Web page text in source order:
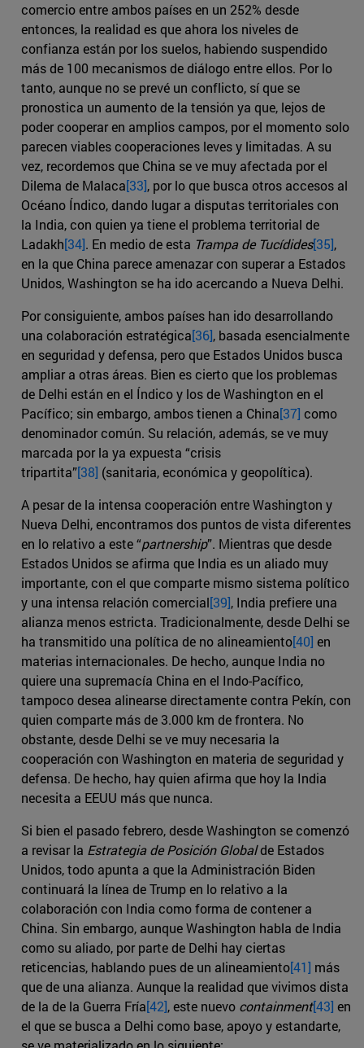
comercio entre ambos países en un 252% desde
entonces, la realidad es que ahora los niveles de
confianza están por los suelos, habiendo suspendido
más de 100 mecanismos de diálogo entre ellos. Por lo
tanto, aunque no se prevé un conflicto, sí que se
pronostica un aumento de la tensión ya que, lejos de
poder cooperar en amplios campos, por el momento solo
parecen viables cooperaciones leves y limitadas. A su
vez, recordemos que China se ve muy afectada por el
Dilema de Malaca[33], por lo que busca otros accesos al
Océano Índico, dando lugar a disputas territoriales con
la India, con quien ya tiene el problema territorial de
Ladakh[34]. En medio de esta Trampa de Tucídides[35],
en la que China parece amenazar con superar a Estados
Unidos, Washington se ha ido acercando a Nueva Delhi.
Por consiguiente, ambos países han ido desarrollando
una colaboración estratégica[36], basada esencialmente
en seguridad y defensa, pero que Estados Unidos busca
ampliar a otras áreas. Bien es cierto que los problemas
de Delhi están en el Índico y los de Washington en el
Pacífico; sin embargo, ambos tienen a China[37] como
denominador común. Su relación, además, se ve muy
marcada por la ya expuesta “crisis
tripartita”[38] (sanitaria, económica y geopolítica).
A pesar de la intensa cooperación entre Washington y
Nueva Delhi, encontramos dos puntos de vista diferentes
en lo relativo a este “partnership”. Mientras que desde
Estados Unidos se afirma que India es un aliado muy
importante, con el que comparte mismo sistema político
y una intensa relación comercial[39], India prefiere una
alianza menos estricta. Tradicionalmente, desde Delhi se
ha transmitido una política de no alineamiento[40] en
materias internacionales. De hecho, aunque India no
quiere una supremacía China en el Indo-Pacífico,
tampoco desea alinearse directamente contra Pekín, con
quien comparte más de 3.000 km de frontera. No
obstante, desde Delhi se ve muy necesaria la
cooperación con Washington en materia de seguridad y
defensa. De hecho, hay quien afirma que hoy la India
necesita a EEUU más que nunca.
Si bien el pasado febrero, desde Washington se comenzó
a revisar la Estrategia de Posición Globalde Estados
Unidos, todo apunta a que la Administración Biden
continuará la línea de Trump en lo relativo a la
colaboración con India como forma de contener a
China. Sin embargo, aunque Washington habla de India
como su aliado, por parte de Delhi hay ciertas
reticencias, hablando pues de un alineamiento[41] más
que de una alianza. Aunque la realidad que vivimos dista
de la de la Guerra Fría[42], este nuevo containment[43] en
el que se busca a Delhi como base, apoyo y estandarte,